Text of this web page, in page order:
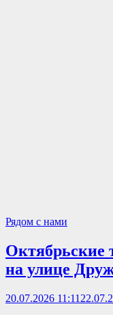
Рядом с нами
Октябрьские
на улице
20.07.2026 11:11